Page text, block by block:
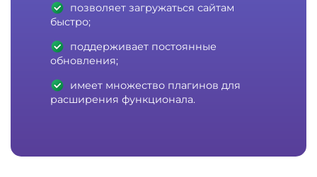
позволяет загружаться сайтам
быстро;
поддерживает постоянные
обновления;
имеет множество плагинов для
расширения функционала.